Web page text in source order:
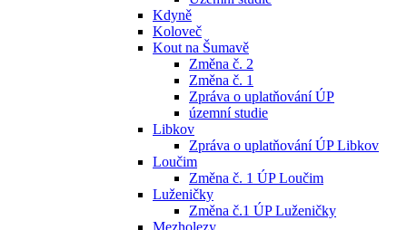
Kdyně
Koloveč
Kout na Šumavě
Změna č. 2
Změna č. 1
Zpráva o uplatňování ÚP
územní studie
Libkov
Zpráva o uplatňování ÚP Libkov
Loučim
Změna č. 1 ÚP Loučim
Luženičky
Změna č.1 ÚP Luženičky
Mezholezy